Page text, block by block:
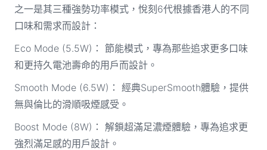
之一是其三種強勢功率模式，悅刻6代根據香港人的不同
口味和需求而設計：
Eco Mode (5.5W)： 節能模式，專為那些追求更多口味
和更持久電池壽命的用戶而設計。
Smooth Mode (6.5W)： 經典SuperSmooth體驗，提供
無與倫比的滑順吸煙感受。
Boost Mode (8W)： 解鎖超滿足濃煙體驗，專為追求更
強烈滿足感的用戶設計。